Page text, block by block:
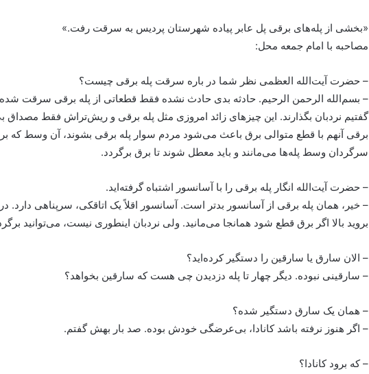
«بخشی از پله‌های برقی پل عابر پیاده شهرستان پردیس به سرقت رفت.»
مصاحبه با امام جمعه محل:
– حضرت آیت‌الله العظمی نظر شما در باره سرقت پله برقی چیست؟
– بسم‌الله الرحمن الرحیم. حادثه بدی حادث نشده فقط قطعاتی از پله برقی سرقت
گفتیم نردبان بگذارند. این چیزهای زائد امروزی مثل پله برقی و ریش‌تراش فقط
برقی آنهم با قطع متوالی برق باعث می‌شود مردم سوار پله برقی بشوند، آن وسط که
سرگردان وسط پله‌ها می‌مانند و باید معطل شوند تا برق برگردد.
– حضرت آیت‌الله انگار پله برقی را با آسانسور اشتباه گرفته‌اید.
– خیر، همان پله برقی از آسانسور بدتر است. آسانسور اقلاً یک اتاقکی، سرپناهی دارد. در
بروید بالا اگر برق قطع شود همانجا می‌مانید. ولی نردبان اینطوری نیست، می‌توانید
– الان سارق یا سارقین را دستگیر کرده‌اید؟
– سارقینی نبوده. دیگر چهار تا پله دزدیدن چی هست که سارقین بخواهد؟
– همان یک سارق دستگیر شده؟
– اگر هنوز نرفته باشد کانادا، بی‌عرضگی خودش بوده. صد بار بهش گفتم.
– که برود کانادا؟